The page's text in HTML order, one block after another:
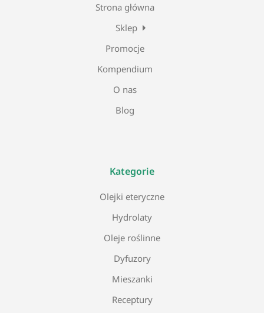
Strona główna
Sklep
Promocje
Kompendium
O nas
Blog
Kategorie
Olejki eteryczne
Hydrolaty
Oleje roślinne
Dyfuzory
Mieszanki
Receptury